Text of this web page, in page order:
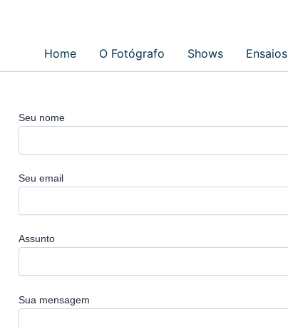
Home O Fotógrafo Shows Ensaios
Seu nome
Seu email
Assunto
Sua mensagem